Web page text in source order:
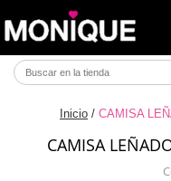
Inicio / CAMISA
CAMISA